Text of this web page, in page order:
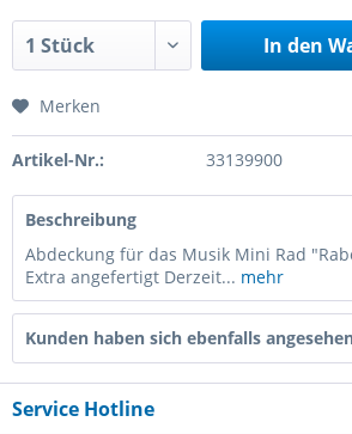
In den
Merken
Artikel-Nr.: 33139900
Beschreibung
Abdeckung für das Musik Mini Rad
Extra angefertigt Derzeit... mehr
Kunden haben sich ebenfalls
Service Hotline